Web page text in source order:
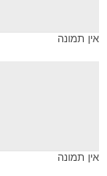
אין תמונה
אין תמונה